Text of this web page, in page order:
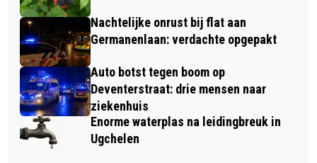
Nachtelijke onrust bij flat aan
Germanenlaan: verdachte opgepakt
Auto botst tegen boom op
Deventerstraat: drie mensen naar
ziekenhuis
Enorme waterplas na leidingbreuk in
Ugchelen